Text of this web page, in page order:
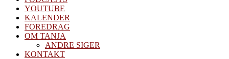
YOUTUBE
KALENDER
FOREDRAG
OM TANJA
ANDRE SIGER
KONTAKT